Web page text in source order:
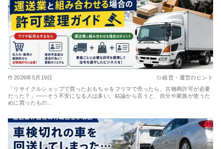
2026年5月19日
経営・運営のヒント
「リサイクルショップで買ったおもちゃをフリマで売ったら、古物商許可が必要
だった？」——そう不安になる人は多い。結論から言うと、自分や家族が使うた
めに買ったもの…